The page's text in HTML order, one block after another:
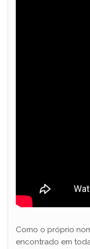
Como o próprio
encontrado em